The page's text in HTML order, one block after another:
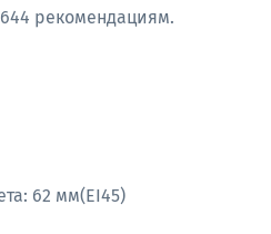
рекомендациям.
62 мм(EI45)